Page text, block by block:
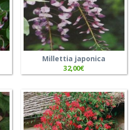
Millettia japonica
32,00€